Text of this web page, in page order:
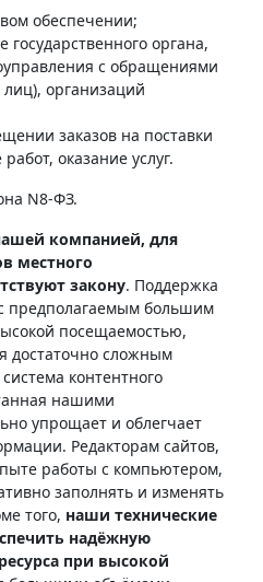
обеспечении;
органа,
с обращениями
организаций
заказов на поставки
оказание услуг.
N8-ФЗ.
компанией, для
местного
закону. Поддержка
предполагаемым большим
посещаемостью,
достаточно сложным
контентного
нашими
упрощает и облегчает
Редакторам сайтов,
работы с компьютером,
заполнять и изменять
того, наши технические
надёжную
при высокой